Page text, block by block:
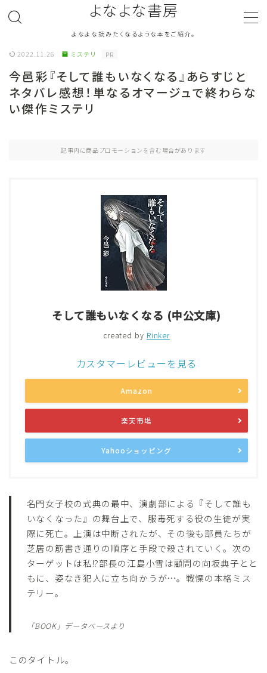
よなよな書房
よなよな読みたくなるような本をご紹介。
ジャンル Genre
ランキング Ranking
作者別おすすめ Author
読書をより楽しむ Good Reading
2022.11.26 ミステリ PR
今邑彩『そして誰もいなくなる』あらすじと
ネタバレ感想！単なるオマージュで終わらな
い傑作ミステリ
記事内に商品プロモーションを含む場合があります
そして誰もいなくなる (中公文庫)
created by Rinker
カスタマーレビューを見る
Amazon
楽天市場
Yahooショッピング
名門女子校の式典の最中、演劇部による『そして誰も
いなくなった』の舞台上で、服毒死する役の生徒が実
際に死亡。上演は中断されたが、その後も部員たちが
芝居の筋書き通りの順序と手段で殺されていく。次の
ターゲットは私!?部長の江島小雪は顧問の向坂典子とと
もに、姿なき犯人に立ち向かうが…。戦慄の本格ミス
テリー。
「BOOK」データベースより
このタイトル。